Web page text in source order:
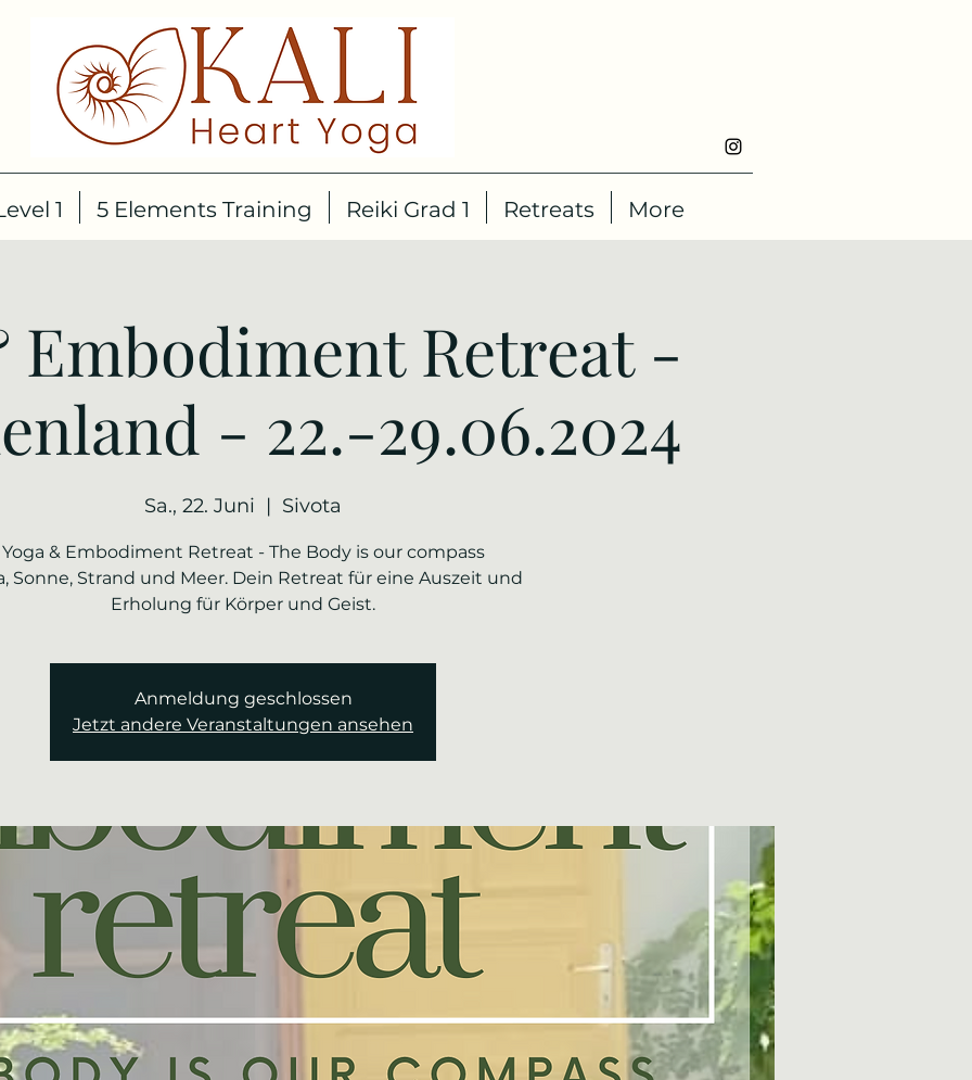
1 5 Elements Training Reiki Grad 1 Retreats More
Embodiment Retreat -
- 22.-29.06.2024
Sa., 22. Juni
  |
Sivota
Yoga & Embodiment Retreat - The Body is our compass
Sonne, Strand und Meer. Dein Retreat für eine Auszeit und
Erholung für Körper und Geist.
Anmeldung geschlossen
Jetzt andere Veranstaltungen ansehen